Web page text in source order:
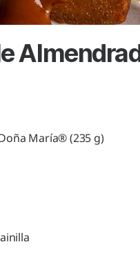
María® (235 g)